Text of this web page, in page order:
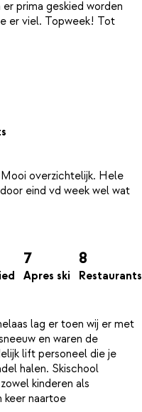
prima geskied worden
er viel. Topweek! Tot
overzichtelijk. Hele
eind vd week wel wat
7
Apres ski
8
Restaurants
lag er toen wij er met
en waren de
lift personeel die je
halen. Skischool
kinderen als